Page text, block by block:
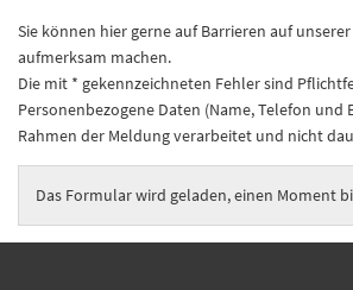
Sie können hier gerne auf Barrieren auf
aufmerksam machen.
Die mit * gekennzeichneten Fehler sind
Personenbezogene Daten (Name, Telefon und
Rahmen der Meldung verarbeitet und nicht
Das Formular wird geladen, einen Moment